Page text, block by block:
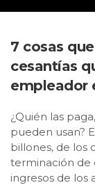
7 cosas
cesantías
empleador
¿Quién las
pueden usan?
billones, de los
terminación de
ingresos de los